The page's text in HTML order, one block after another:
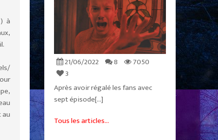
à
21/06/2022 8
7050
3
Après avoir régalé les fans avec
sept épisode[...]
Tous les articles...